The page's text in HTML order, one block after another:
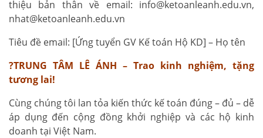
thiệu bản thân về email: info@ketoanleanh.edu.vn,
nhat@ketoanleanh.edu.vn
Tiêu đề email: [Ứng tuyển GV Kế toán Hộ KD] – Họ tên
?TRUNG TÂM LÊ ÁNH – Trao kinh nghiệm, tặng
tương lai!
Cùng chúng tôi lan tỏa kiến thức kế toán đúng – đủ – dễ
áp dụng đến cộng đồng khởi nghiệp và các hộ kinh
doanh tại Việt Nam.